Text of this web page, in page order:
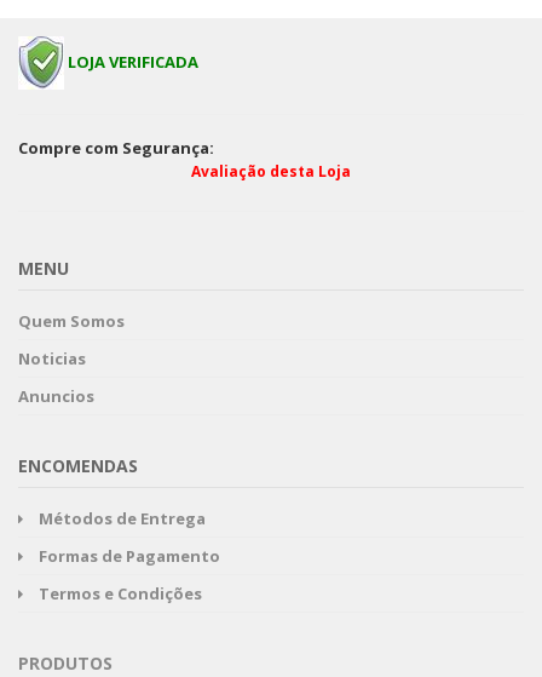
LOJA VERIFICADA
Compre com Segurança:
Avaliação desta Loja
MENU
Quem Somos
Noticias
Anuncios
ENCOMENDAS
Métodos de Entrega
Formas de Pagamento
Termos e Condições
PRODUTOS